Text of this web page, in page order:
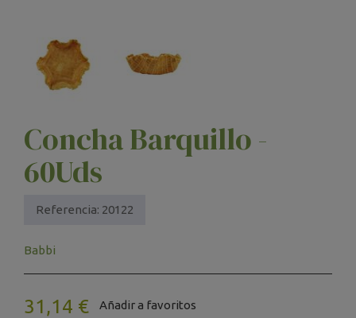
Concha Barquillo -
60Uds
Referencia: 20122
Babbi
31,14 € Añadir a favoritos